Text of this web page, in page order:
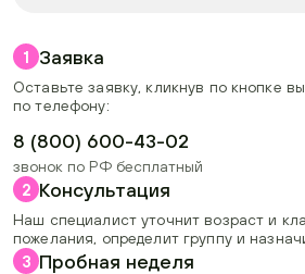
1 Заявка
Оставьте заявку, кликнув по кнопке
по телефону:
8 (800) 600-43-02
звонок по РФ бесплатный
2 Консультация
Наш специалист уточнит возраст и
пожелания, определит группу и
3 Пробная неделя